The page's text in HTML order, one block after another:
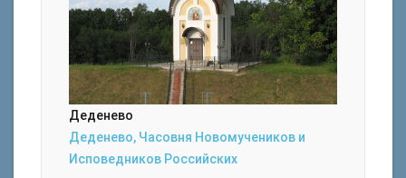
Деденево
Деденево, Часовня Новомучеников и
Исповедников Российских